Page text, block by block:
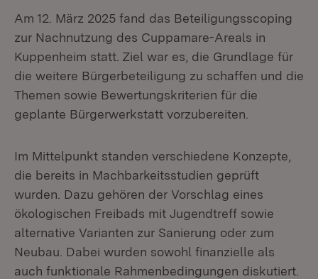
Am 12. März 2025 fand das Beteiligungsscoping
zur Nachnutzung des Cuppamare-Areals in
Kuppenheim statt. Ziel war es, die Grundlage für
die weitere Bürgerbeteiligung zu schaffen und die
Themen sowie Bewertungskriterien für die
geplante Bürgerwerkstatt vorzubereiten.
Im Mittelpunkt standen verschiedene Konzepte,
die bereits in Machbarkeitsstudien geprüft
wurden. Dazu gehören der Vorschlag eines
ökologischen Freibads mit Jugendtreff sowie
alternative Varianten zur Sanierung oder zum
Neubau. Dabei wurden sowohl finanzielle als
auch funktionale Rahmenbedingungen diskutiert.